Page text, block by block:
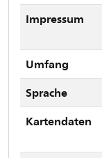
Impressum
Umfang
Sprache
Kartendaten